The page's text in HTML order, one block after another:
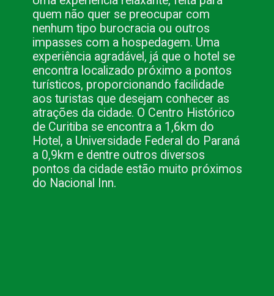
quem não quer se preocupar com
nenhum tipo burocracia ou outros
impasses com a hospedagem. Uma
experiência agradável, já que o hotel se
encontra localizado próximo a pontos
turísticos, proporcionando facilidade
aos turistas que desejam conhecer as
atrações da cidade. O Centro Histórico
de Curitiba se encontra a 1,6km do
Hotel, a Universidade Federal do Paraná
a 0,9km e dentre outros diversos
pontos da cidade estão muito próximos
do Nacional Inn.